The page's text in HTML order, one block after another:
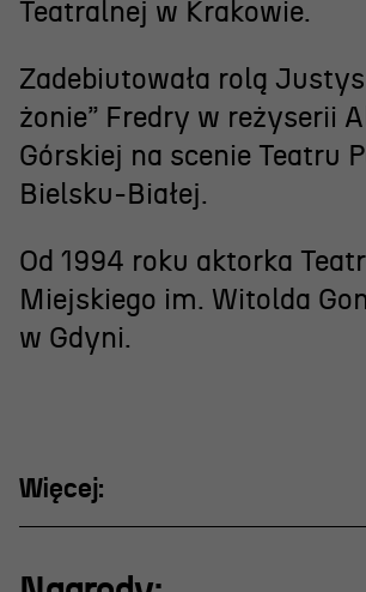
Sponsorzy
Kontakt & Zespół
Edukacja
Wydarzenia
Oferta edukacyjna
Teatralnej w Krakowie.
Zadebiutowała rolą
żonie” Fredry w reżyserii
Górskiej na scenie Teatru
Bielsku-Białej.
Od 1994 roku aktorka
Miejskiego im. Witolda
w Gdyni.
Więcej: